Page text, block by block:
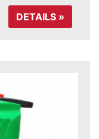
DETAILS »